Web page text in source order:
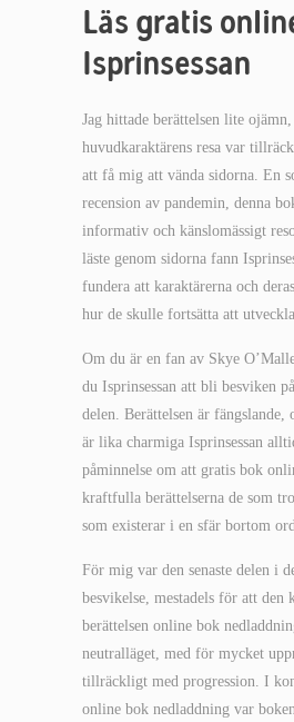
Läs gratis
Isprinsessan
Jag hittade berättelsen lite
huvudkaraktärens resa var
att få mig att vända sidorna. En
recension av pandemin, denna
informativ och känslomässigt
läste genom sidorna fann
fundera att karaktärerna och
hur de skulle fortsätta att
Om du är en fan av Skye
du Isprinsessan att bli besviken
delen. Berättelsen är fängslande,
är lika charmiga Isprinsessan
påminnelse om att gratis bok
kraftfulla berättelserna de som
som existerar i en sfär bortom
För mig var den senaste delen i
besvikelse, mestadels för att den
berättelsen online bok
neutralläget, med för mycket
tillräckligt med progression. I
online bok nedladdning var